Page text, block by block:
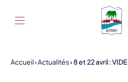
Accueil Actualités 8 et 22 avril :